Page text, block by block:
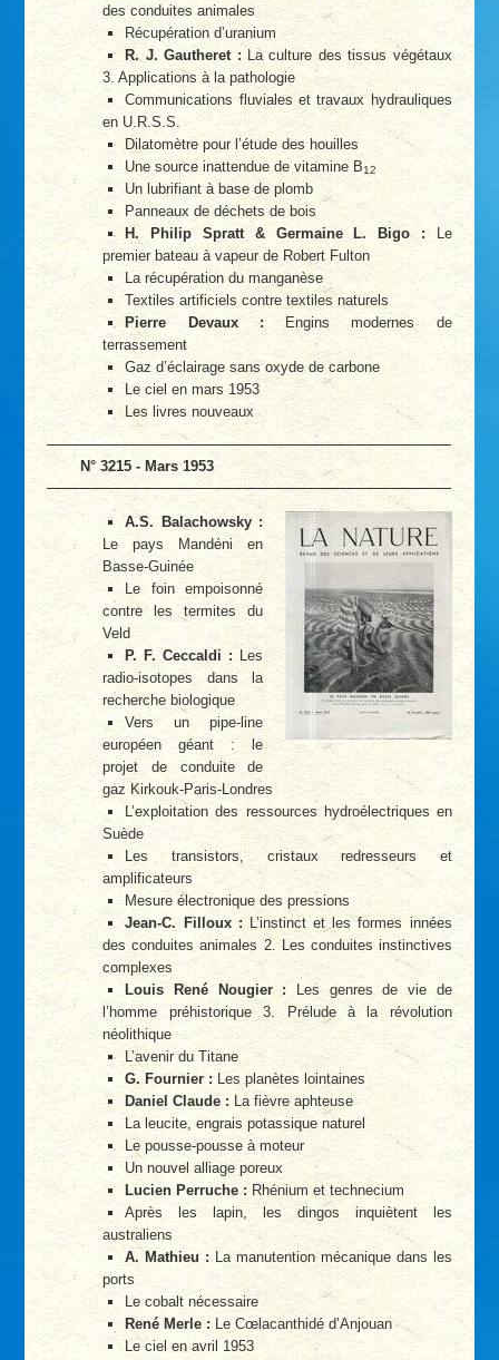
des conduites animales
Récupération d’uranium
R. J. Gautheret : La culture des tissus végétaux
3. Applications à la pathologie
Communications fluviales et travaux hydrauliques
en U.R.S.S.
Dilatomètre pour l’étude des houilles
Une source inattendue de vitamine B12
Un lubrifiant à base de plomb
Panneaux de déchets de bois
H. Philip Spratt & Germaine L. Bigo :Le
premier bateau à vapeur de Robert Fulton
La récupération du manganèse
Textiles artificiels contre textiles naturels
Pierre Devaux :Engins modernes de
terrassement
Gaz d’éclairage sans oxyde de carbone
Le ciel en mars 1953
Les livres nouveaux
N° 3215 - Mars 1953
A.S. Balachowsky :
Le pays Mandéni en
Basse-Guinée
Le foin empoisonné
contre les termites du
Veld
P. F. Ceccaldi : Les
radio-isotopes dans la
recherche biologique
Vers un pipe-line
européen géant : le
projet de conduite de
gaz Kirkouk-Paris-Londres
L’exploitation des ressources hydroélectriques en
Suède
Les transistors, cristaux redresseurs et
amplificateurs
Mesure électronique des pressions
Jean-C. Filloux :L’instinct et les formes innées
des conduites animales 2. Les conduites instinctives
complexes
Louis René Nougier : Les genres de vie de
l’homme préhistorique 3. Prélude à la révolution
néolithique
L’avenir du Titane
G. Fournier : Les planètes lointaines
Daniel Claude : La fièvre aphteuse
La leucite, engrais potassique naturel
Le pousse-pousse à moteur
Un nouvel alliage poreux
Lucien Perruche : Rhénium et technecium
Après les lapin, les dingos inquiètent les
australiens
A. Mathieu :La manutention mécanique dans les
ports
Le cobalt nécessaire
René Merle : Le Cœlacanthidé d’Anjouan
Le ciel en avril 1953